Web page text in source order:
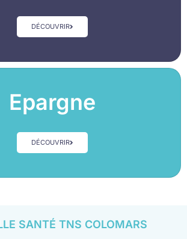
DÉCOUVRIR
Epargne
DÉCOUVRIR
SANTÉ TNS COLOMARS